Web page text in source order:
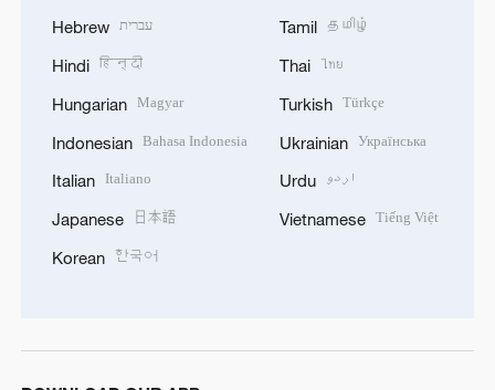
Hebrew עברית
Hindi हिन्दी
Hungarian Magyar
Indonesian Bahasa Indonesia
Italian Italiano
Japanese 日本語
Korean 한국어
Tamil தமிழ்
Thai ไทย
Turkish Türkçe
Ukrainian Українська
Urdu اردو
Vietnamese Tiếng Việt